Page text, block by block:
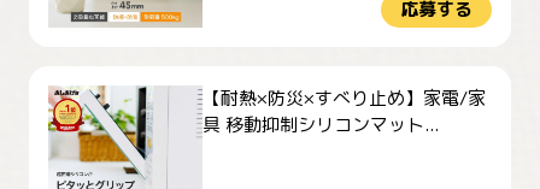
応募する
【耐熱×防災×すべり止め】家電/家
具 移動抑制シリコンマット...